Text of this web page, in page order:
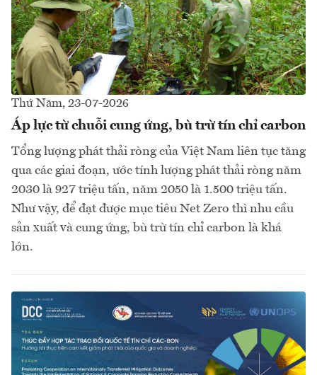
Thứ Năm, 23-07-2026
Áp lực từ chuỗi cung ứng, bù trừ tín chỉ carbon
Tổng lượng phát thải ròng của Việt Nam liên tục tăng
qua các giai đoạn, ước tính lượng phát thải ròng năm
2030 là 927 triệu tấn, năm 2050 là 1.500 triệu tấn.
Như vậy, để đạt được mục tiêu Net Zero thì nhu cầu
sản xuất và cung ứng, bù trừ tín chỉ carbon là khá
lớn.